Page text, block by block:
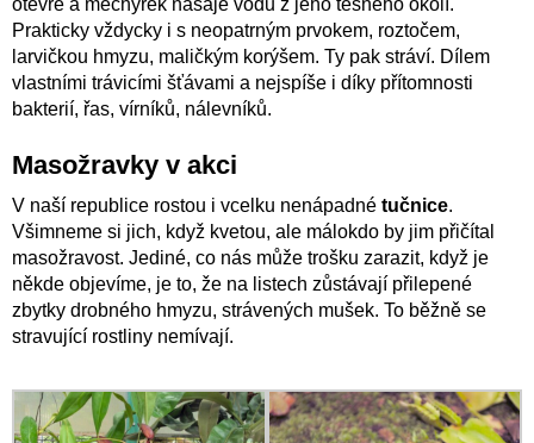
otevře a měchýřek nasaje vodu z jeho těsného okolí.
Prakticky vždycky i s neopatrným prvokem, roztočem,
larvičkou hmyzu, maličkým korýšem. Ty pak stráví. Dílem
vlastními trávicími šťávami a nejspíše i díky přítomnosti
bakterií, řas, vírníků, nálevníků.
Masožravky v akci
V naší republice rostou i vcelku nenápadné tučnice.
Všimneme si jich, když kvetou, ale málokdo by jim přičítal
masožravost. Jediné, co nás může trošku zarazit, když je
někde objevíme, je to, že na listech zůstávají přilepené
zbytky drobného hmyzu, strávených mušek. To běžně se
stravující rostliny nemívají.